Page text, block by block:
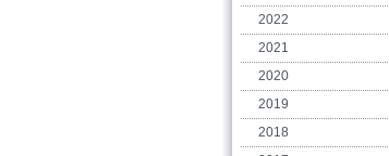
2022
2021
2020
2019
2018